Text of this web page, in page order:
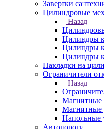
Завертки
Цилиндровые
Назад
Цилиндры
Цилиндры
Цилиндры
Накладки на
Ограничители
Назад
Магнитные
Магнитные
Напольные
Автопороги